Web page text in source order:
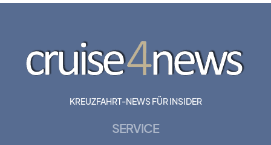
KREUZFAHRT-NEWS FÜR INSIDER
SERVICE